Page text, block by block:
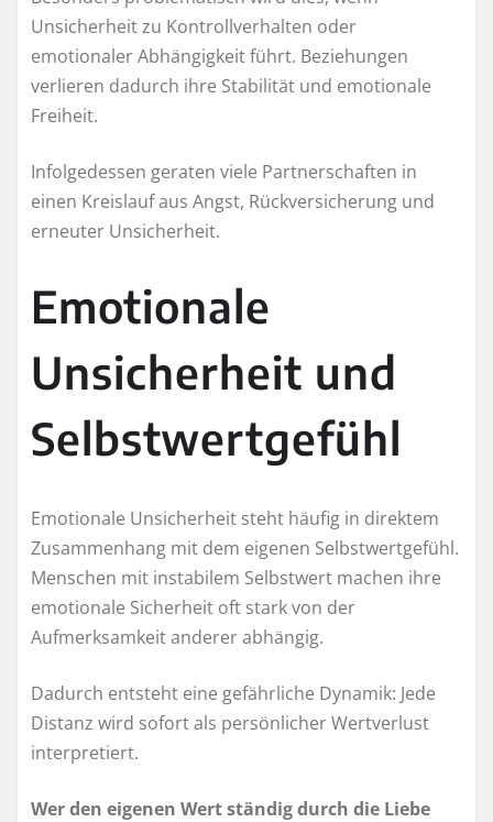
Unsicherheit zu Kontrollverhalten oder
emotionaler Abhängigkeit führt. Beziehungen
verlieren dadurch ihre Stabilität und emotionale
Freiheit.
Infolgedessen geraten viele Partnerschaften in
einen Kreislauf aus Angst, Rückversicherung und
erneuter Unsicherheit.
Emotionale
Unsicherheit und
Selbstwertgefühl
Emotionale Unsicherheit steht häufig in direktem
Zusammenhang mit dem eigenen Selbstwertgefühl.
Menschen mit instabilem Selbstwert machen ihre
emotionale Sicherheit oft stark von der
Aufmerksamkeit anderer abhängig.
Dadurch entsteht eine gefährliche Dynamik: Jede
Distanz wird sofort als persönlicher Wertverlust
interpretiert.
Wer den eigenen Wert ständig durch die Liebe